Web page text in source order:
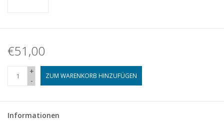
€51,00
+
-
ZUM WARENKORB HINZUFÜGEN
Informationen